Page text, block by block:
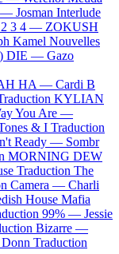
— Josman Interlude
2 3 4 — ZOKUSH
Kamel Nouvelles
DIE — Gazo
HA — Cardi B
KYLIAN
You Are —
& I Traduction
Ready — Sombr
MORNING DEW
Traduction The
Camera — Charli
House Mafia
99% — Jessie
Bizarre —
Traduction